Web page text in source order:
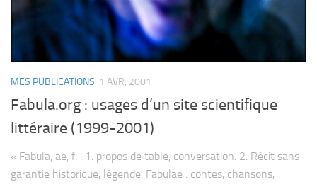
MES PUBLICATIONS 1 AVR, 2001
Fabula.org : usages d’un site scientifique
littéraire (1999-2001)
« Fabula, ae, f. : 1. propos de table, conversation. 2. Récit sans
garantie historique, légende. Fabulae : contes, chansons,